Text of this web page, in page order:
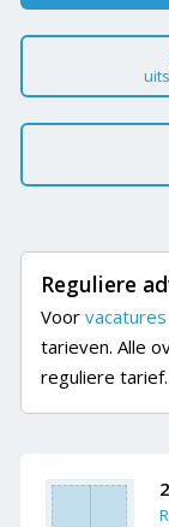
Reguliere
Voor vacatures
tarieven. Alle
reguliere tarief.